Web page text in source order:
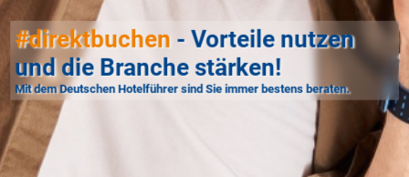
#direktbuchen - Vorteile nutzen
und die Branche stärken!
Mit dem Deutschen Hotelführer sind Sie immer bestens beraten.